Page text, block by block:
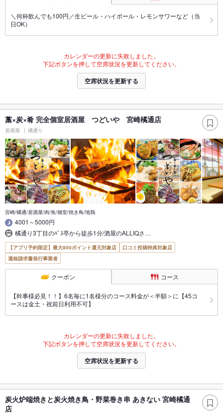
＼何杯飲んでも100円／生ビール・ハイボール・レモンサワーなど（当
日OK）
カレンダーの更新に失敗しました。
下記ボタンを押して空席状況を更新してください。
空席状況を更新する
藁×炭×肴 完全個室居酒屋 つどいや 宮崎橘通店
居酒屋 橘通り
宮崎/橘通/居酒屋/肉/魚/個室/焼き鳥/地鶏
4001～5000円
橘通り3丁目のﾊﾞｽ亭から徒歩1分/酒屋のALLIQさ…
【アプリ予約限定】最大800ポイント還元対象店
口コミ投稿特典対象店
適格請求書発行事業者
クーポン コース
【幹事様必見！！】6名毎に1名様分のコース料金が＜半額＞に【45コ
ースは金土・祝前日利用不可】
カレンダーの更新に失敗しました。
下記ボタンを押して空席状況を更新してください。
空席状況を更新する
炭火炉端焼きと炭火焼き鳥・野菜巻き串 あきない 宮崎橘通
店